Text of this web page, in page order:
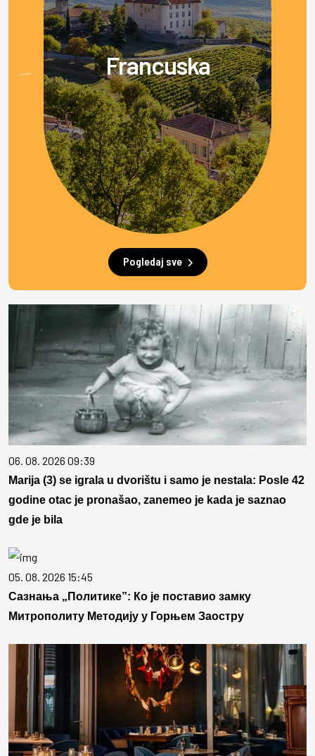
Francuska
Pogledaj sve
06. 08. 2026 09:39
Marija (3) se igrala u dvorištu i samo je nestala: Posle 42
godine otac je pronašao, zanemeo je kada je saznao
gde je bila
05. 08. 2026 15:45
Сазнања „Политике”: Ко је поставио замку
Митрополиту Методију у Горњем Заостру